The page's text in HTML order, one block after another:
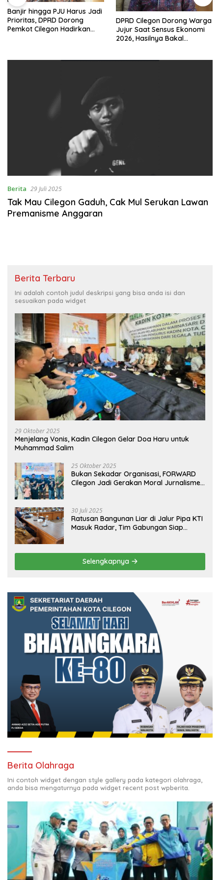
Banjir hingga PJU Harus Jadi
Prioritas, DPRD Dorong
Pemkot Cilegon Hadirkan
DPRD Cilegon Dorong Warga
Jujur Saat Sensus Ekonomi
2026, Hasilnya Bakal
Berita 29 Juli 2025
Tak Mau Cilegon Gaduh, Cak Mul Serukan Lawan
Premanisme Anggaran
Berita Terbaru
Ini adalah contoh judul deskripsi yang bisa anda isi dan
sesuaikan pada widget
29 Oktober 2025
Menjelang Vonis, Kadin Cilegon Gelar Doa Haru untuk
Muhammad Salim
25 Oktober 2025
Bukan Sekadar Organisasi, FORWARD
Cilegon Jadi Gerakan Moral Jurnalisme
30 Juli 2025
Ratusan Bangunan Liar di Jalur Pipa KTI
Masuk Radar, Tim Gabungan Siap
Selengkapnya
Berita Olahraga
Ini contoh widget dengan style gallery pada kategori olahraga,
anda bisa mengaturnya pada widget recent post wpberita.